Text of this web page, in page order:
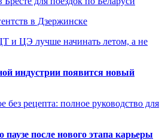
в Дзержинске
и ЦЭ лучше начинать летом, а не
индустрии появится новый
без рецепта: полное руководство для
после нового этапа карьеры